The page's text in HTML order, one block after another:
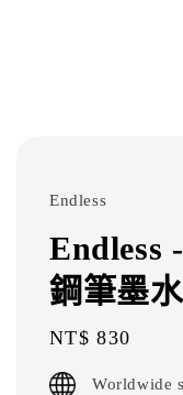
Endless
Endless
鋼筆墨水
Regular
price
NT$ 830
Worldwide